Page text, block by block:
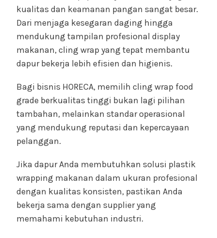
kualitas dan keamanan pangan sangat besar.
Dari menjaga kesegaran daging hingga
mendukung tampilan profesional display
makanan, cling wrap yang tepat membantu
dapur bekerja lebih efisien dan higienis.
Bagi bisnis HORECA, memilih cling wrap food
grade berkualitas tinggi bukan lagi pilihan
tambahan, melainkan standar operasional
yang mendukung reputasi dan kepercayaan
pelanggan.
Jika dapur Anda membutuhkan solusi plastik
wrapping makanan dalam ukuran profesional
dengan kualitas konsisten, pastikan Anda
bekerja sama dengan supplier yang
memahami kebutuhan industri.